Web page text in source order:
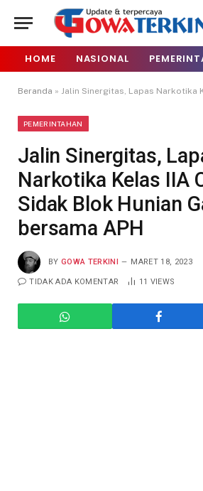
HOME NASIONAL
Beranda » Jalin Sinergitas, Lapas Narkotika Kelas IIA Cirebon Sidak
PEMERINTAHAN
Jalin Sinergitas,
Narkotika Kelas IIA
Sidak Blok Hunian
bersama APH
BY GOWA TERKINI MARET 18, 2023
TIDAK ADA KOMENTAR 11 VIEWS